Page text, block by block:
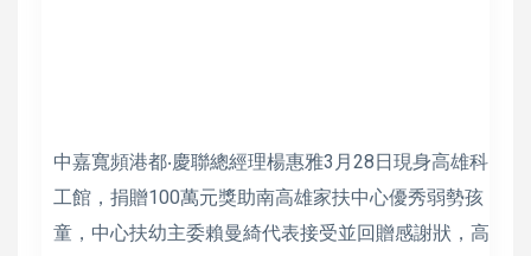
中嘉寬頻港都‧慶聯總經理楊惠雅3月28日現身高雄科
工館，捐贈100萬元獎助南高雄家扶中心優秀弱勢孩
童，中心扶幼主委賴曼綺代表接受並回贈感謝狀，高